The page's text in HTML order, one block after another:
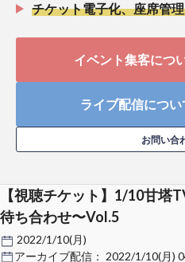
チケット電子化、座席管
イベント集客につ
ライブ配信につ
お問い合
【視聴チケット】1/10甘塔
待ち合わせ〜Vol.5
2022/1/10(月)
アーカイブ配信： 2022/1/10(月)